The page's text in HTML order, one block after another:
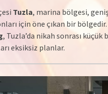
Tuzla, marina bölgesi,
için öne çıkan bir bölgedir.
, Tuzla’da nikah sonrası
eksiksiz planlar.